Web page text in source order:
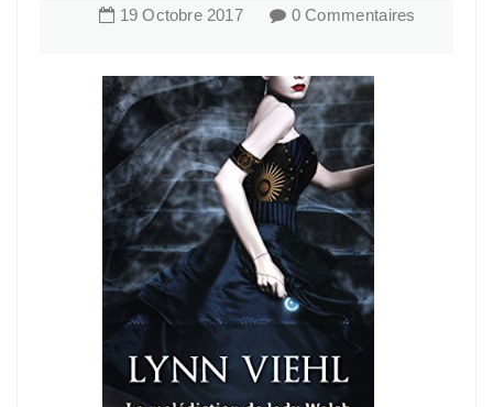
19 Octobre 2017 0 Commentaires